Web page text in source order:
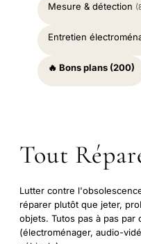
Mesure & détection
Entretien
🔥 Bons plans (200)
Tout
Lutter contre
réparer plutôt que jeter,
objets. Tutos pas à pas par
(électroménager, audio-